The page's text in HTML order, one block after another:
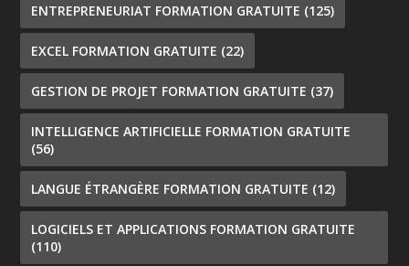
ENTREPRENEURIAT FORMATION GRATUITE (125)
EXCEL FORMATION GRATUITE (22)
GESTION DE PROJET FORMATION GRATUITE (37)
INTELLIGENCE ARTIFICIELLE FORMATION GRATUITE
(56)
LANGUE ÉTRANGÈRE FORMATION GRATUITE (12)
LOGICIELS ET APPLICATIONS FORMATION GRATUITE
(110)